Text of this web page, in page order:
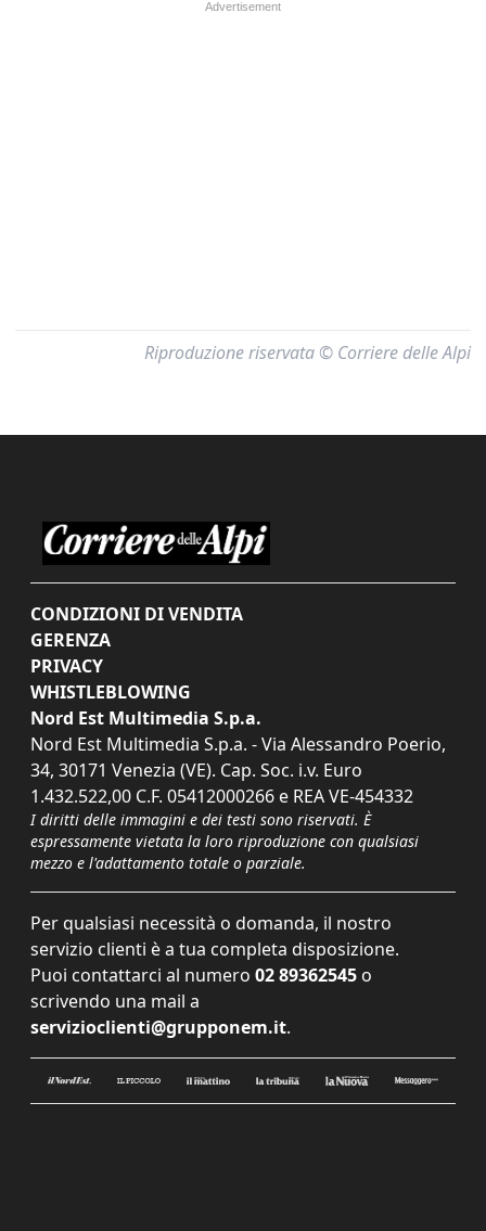
Riproduzione riservata © Corriere delle Alpi
CONDIZIONI DI VENDITA
GERENZA
PRIVACY
WHISTLEBLOWING
Nord Est Multimedia S.p.a.
Nord Est Multimedia S.p.a. - Via Alessandro Poerio,
34, 30171 Venezia (VE). Cap. Soc. i.v. Euro
1.432.522,00 C.F. 05412000266 e REA VE-454332
I diritti delle immagini e dei testi sono riservati. È
espressamente vietata la loro riproduzione con qualsiasi
mezzo e l'adattamento totale o parziale.
Per qualsiasi necessità o domanda, il nostro
servizio clienti è a tua completa disposizione.
Puoi contattarci al numero 02 89362545 o
scrivendo una mail a
servizioclienti@grupponem.it.